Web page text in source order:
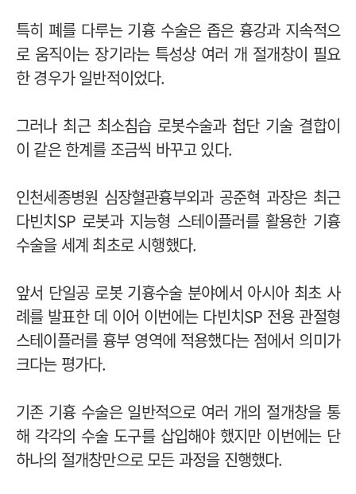
특히 폐를 다루는 기흉 수술은 좁은 흉강과 지속적으
로 움직이는 장기라는 특성상 여러 개 절개창이 필요
한 경우가 일반적이었다.
그러나 최근 최소침습 로봇수술과 첩단 기술 결합이
이 같은 한계를 조금씩 바꾸고 있다.
인천세종병원 심장혈관흉부외과 공준혁 과장은 최근
다빈치SP 로봇과 지능형 스테이플러를 활용한 기흉
수술을 세계 최초로 시행했다.
앞서 단일공 로봇 기흉수술 분야에서 아시아 최초 사
례를 발표한 데 이어 이번에는 다빈치SP 전용 관절형
스테이플러를 흉부 영역에 적용했다는 점에서 의미가
크다는 평가다.
기존 기흉 수술은 일반적으로 여러 개의 절개창을 통
해 각각의 수술 도구를 삽입해야 했지만 이번에는 단
하나의 절개창만으로 모든 과정을 진행했다.